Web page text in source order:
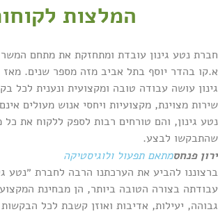
המלצות
חברת נטע גינון עובדת ומתחזקת את מתחם
א.קו בהדר יוסף בתל אביב מזה מספר שנים.
גינון עושה עבודה טובה ומקצועית ונענית לכל
שירות מצוינת, מקצועיות ויחסי אנוש מעולים
נטע גינון, והם טורחים רבות לספק ללקוח את
שהתבקשו לבצע.
ירון פנחסמתאם תפעול ולוגיסטיקה
ברצוננו להביע את הערכתנו הרבה לחברת ״נטע
עבודתה בצורה הטובה ביותר, הן מבחינת
גבוהה, יעילות, אדיבות ואוזן קשבת לכל